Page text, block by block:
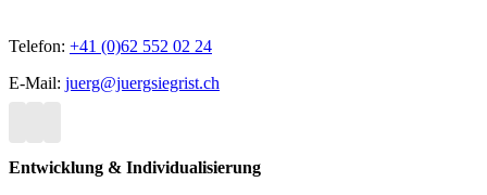
Telefon: +41 (0)62 552 02 24
E-Mail: juerg@juergsiegrist.ch
Entwicklung & Individualisierung